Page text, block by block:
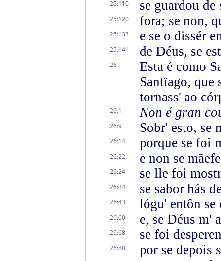
25:110 se guardou de
25:120 fora; se non,
25:133 e se o dissér
25:141 de Déus, se
26
Esta é como
Santïago, que
tornass' ao
26:1 Non é gran
26:9 Sobr' esto, se
26:14 porque se foi
26:22 e non se
26:24 se lle foi
26:34 se sabor hás
26:43 lógu' entôn se
26:60 e, se Déus m'
26:68 se foi
26:80 por se depois